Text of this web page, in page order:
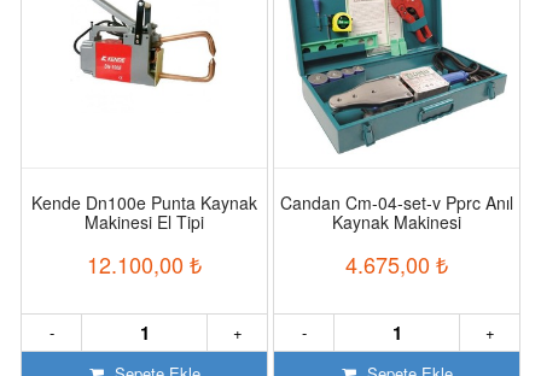
Kende Dn100e Punta Kaynak
Makinesi El Tipi
12.100,00 ₺
+
-
Candan Cm-04-set-v Pprc Anıl
Kaynak Makinesi
4.675,00 ₺
+
-